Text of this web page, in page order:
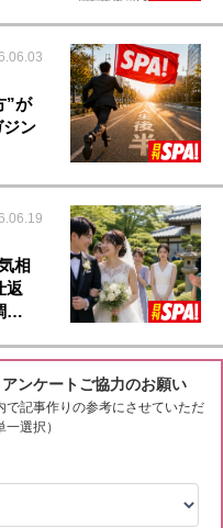
”が
ン
相
返
…